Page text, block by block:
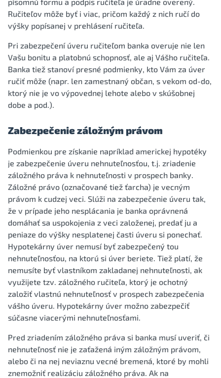
Ručiteľov môže byť i viac, pričom každý z nich ručí do
výšky popísanej v prehlásení ručiteľa.
Pri zabezpečení úveru ručiteľom banka overuje nie len
Vašu bonitu a platobnú schopnosť, ale aj Vášho ručiteľa.
Banka tiež stanoví presné podmienky, kto Vám za úver
ručiť môže (napr. len zamestnaný občan, s vekom od-do,
ktorý nie je vo výpovednej lehote alebo v skúšobnej
dobe a pod.).
Zabezpečenie záložným právom
Podmienkou pre získanie napríklad americkej hypotéky
je zabezpečenie úveru nehnuteľnosťou, t.j. zriadenie
záložného práva k nehnuteľnosti v prospech banky.
Záložné právo (označované tiež ťarcha) je vecným
právom k cudzej veci. Slúži na zabezpečenie úveru tak,
že v prípade jeho nesplácania je banka oprávnená
domáhať sa uspokojenia z veci založenej, predať ju a
peniaze do výšky nesplatenej časti úveru si ponechať.
Hypotekárny úver nemusí byť zabezpečený tou
nehnuteľnosťou, na ktorú si úver beriete. Tiež platí, že
nemusíte byť vlastníkom zakladanej nehnuteľnosti, ak
využijete tzv. záložného ručiteľa, ktorý je ochotný
založiť vlastnú nehnuteľnosť v prospech zabezpečenia
vášho úveru. Hypotekárny úver možno zabezpečiť
súčasne viacerými nehnuteľnosťami.
Pred zriadením záložného práva si banka musí uveriť, či
nehnuteľnosť nie je zaťažená iným záložným právom,
alebo či na nej neviaznu vecné bremená, ktoré by mohli
znemožniť realizáciu záložného práva. Ak na